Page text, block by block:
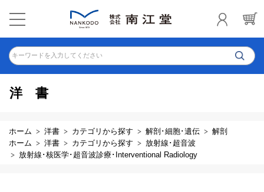
キーワードを入力してください
洋書
ホーム 洋書 カテゴリから探す 解剖･細胞･遺伝
解剖
ホーム
洋書 カテゴリから探す
放射線･超音波
放射線･核医学･超音波診療･Interventional Radiology